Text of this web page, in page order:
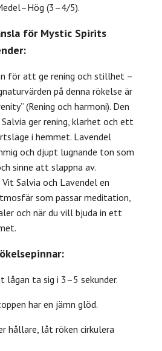
(3–4/5).
för Mystic Spirits
för att ge rening och stillhet –
på denna rökelse är
(Rening och harmoni). Den
ger rening, klarhet och ett
i hemmet. Lavendel
och djupt lugnande ton som
sinne att slappna av.
Salvia och Lavendel en
som passar meditation,
och när du vill bjuda in ett
lågan ta sig i 3–5 sekunder.
har en jämn glöd.
hållare, låt röken cirkulera